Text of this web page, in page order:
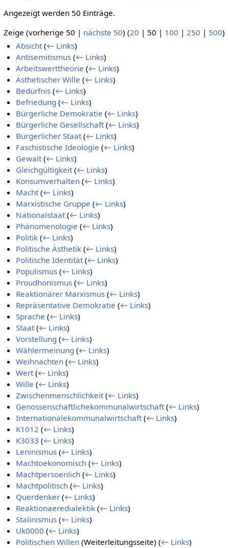
Angezeigt werden 50 Einträge.
Zeige (vorherige 50 | nächste 50) (20 | 50 | 100 | 250 | 500)
Absicht (← Links)
Antisemitismus (← Links)
Arbeitswerttheorie (← Links)
Ästhetischer Wille (← Links)
Bedürfnis (← Links)
Befriedung (← Links)
Bürgerliche Demokratie (← Links)
Bürgerliche Gesellschaft (← Links)
Bürgerlicher Staat (← Links)
Faschistische Ideologie (← Links)
Gewalt (← Links)
Gleichgültigkeit (← Links)
Konsumverhalten (← Links)
Macht (← Links)
Marxistische Gruppe (← Links)
Nationalstaat (← Links)
Phänomenologie (← Links)
Politik (← Links)
Politische Ästhetik (← Links)
Politische Identität (← Links)
Populismus (← Links)
Proudhonismus (← Links)
Reaktionärer Marxismus (← Links)
Repräsentative Demokratie (← Links)
Sprache (← Links)
Staat (← Links)
Vorstellung (← Links)
Wählermeinung (← Links)
Weihnachten (← Links)
Wert (← Links)
Wille (← Links)
Zwischenmenschlichkeit (← Links)
Genossenschaftlichekommunalwirtschaft (← Links)
Internationalekommunalwirtschaft (← Links)
K1012 (← Links)
K3033 (← Links)
Leninismus (← Links)
Machtoekonomisch (← Links)
Machtpersoenlich (← Links)
Machtpolitisch (← Links)
Querdenker (← Links)
Reaktionaeredialektik (← Links)
Stalinismus (← Links)
Uk0000 (← Links)
Politischen Willen (Weiterleitungsseite)(← Links)